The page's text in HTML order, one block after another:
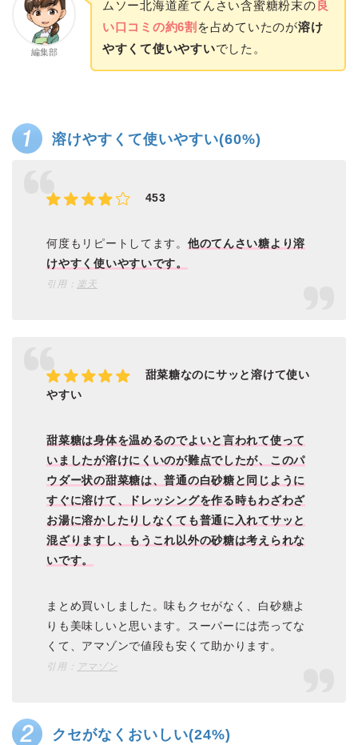
編集部
ムソー北海道産てんさい含蜜糖粉末の良
い口コミの約6割 を占めていたのが溶け
やすくて使いやすいでした。
溶けやすくて使いやすい(60%)
453
何度もリピートしてます。 他のてんさい糖より溶
けやすく使いやすいです。
引用： 楽天
甜菜糖なのにサッと溶けて使い
やすい
甜菜糖は身体を温めるのでよいと言われて使って
いましたが溶けにくいのが難点でしたが、このパ
ウダー状の甜菜糖は、普通の白砂糖と同じように
すぐに溶けて、ドレッシングを作る時もわざわざ
お湯に溶かしたりしなくても普通に入れてサッと
混ざりますし、もうこれ以外の砂糖は考えられな
いです。
まとめ買いしました。味もクセがなく、白砂糖よ
りも美味しいと思います。スーパーには売ってな
くて、アマゾンで値段も安くて助かります。
引用： アマゾン
クセがなくおいしい(24%)